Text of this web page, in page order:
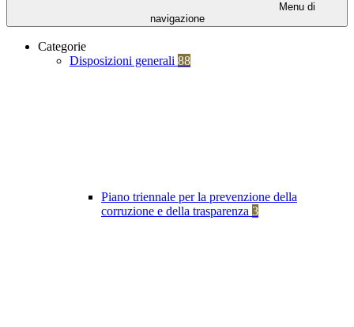
Menu di
navigazione
Categorie
Disposizioni generali 88
Piano triennale per la prevenzione della
corruzione e della trasparenza 3